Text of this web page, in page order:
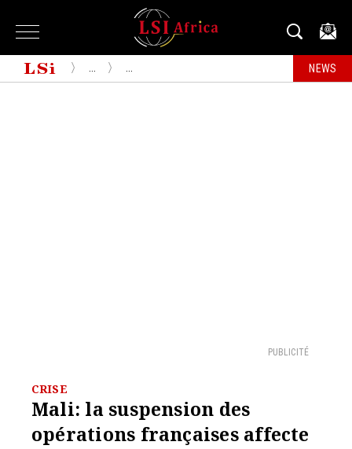
NEWS
PUBLICITÉ
CRISE
Mali: la suspension des
opérations françaises affecte